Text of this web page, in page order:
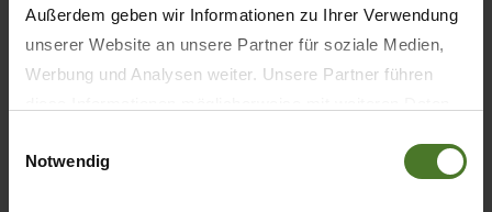
Außerdem geben wir Informationen zu Ihrer Verwendung
unserer Website an unsere Partner für soziale Medien,
Werbung und Analysen weiter. Unsere Partner führen
sie im Rahmen Ihrer Nutzung der Dienste gesammelt
Notwendig